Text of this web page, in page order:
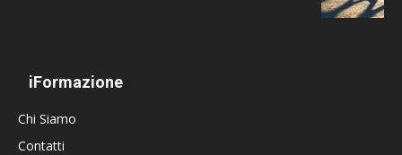
iFormazione
Chi Siamo
Contatti